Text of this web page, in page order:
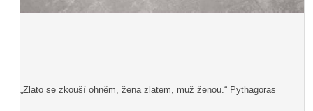
„Zlato se zkouší ohněm, žena zlatem, muž ženou.“ Pythagoras